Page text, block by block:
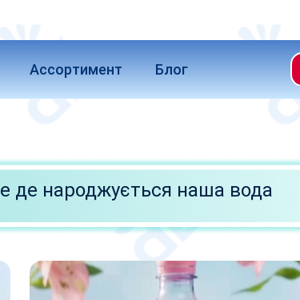
Ассортимент Блог
де народжується наша вода